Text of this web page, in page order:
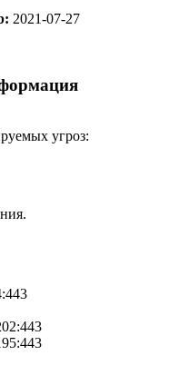
2021-07-27
угроз: